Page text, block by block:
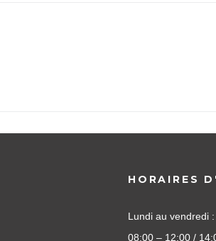
HORAIRES
Lundi au vendredi :
08:00 – 12:00 /